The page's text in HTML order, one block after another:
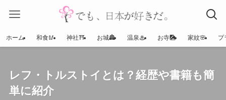
ホーム 和食🥢 神社⛩ お城🏯 温泉♨ お寺🎑 家紋🌸 プ
レフ・トルストイとは？経歴や書籍も簡
単に紹介